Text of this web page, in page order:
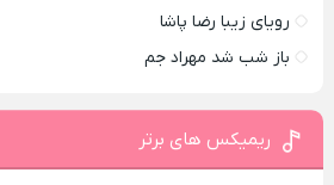
رویای زیبا رضا پاشا
باز شب شد مهراد جم
ریمیکس های برتر